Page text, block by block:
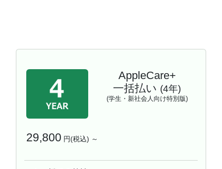
AppleCare+
一括払い (4年)
(学生・新社会人向け特別版)
29,800 円(税込) ～